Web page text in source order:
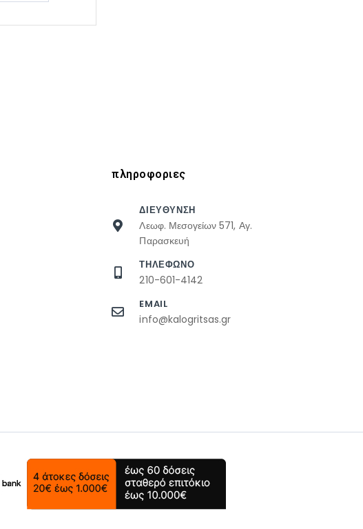
πληροφοριες
ΔΙΕΥΘΥΝΣΗ
Λεωφ. Μεσογείων 571, Αγ.
Παρασκευή
ΤΗΛΕΦΩΝΟ
210-601-4142
EMAIL
info@kalogritsas.gr